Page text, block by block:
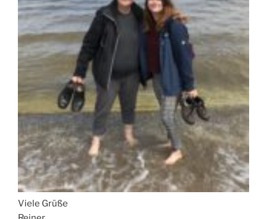
Viele Grüße